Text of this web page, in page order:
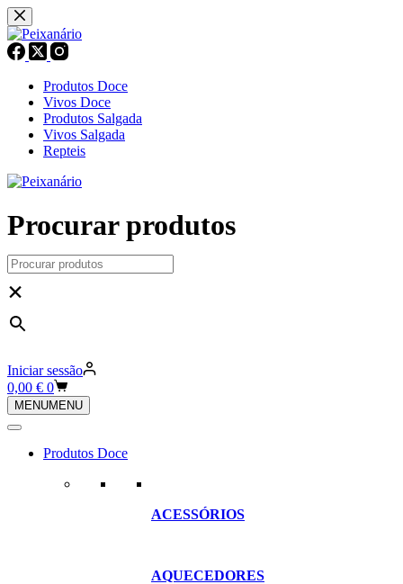
Pular
para
o
conteúdo
Produtos Doce
Vivos Doce
Produtos Salgada
Vivos Salgada
Repteis
Procurar produtos
×
Iniciar sessão
Carrinho
de
compras
0,00 € 0
MENUMENU
Produtos Doce
ACESSÓRIOS
AQUECEDORES